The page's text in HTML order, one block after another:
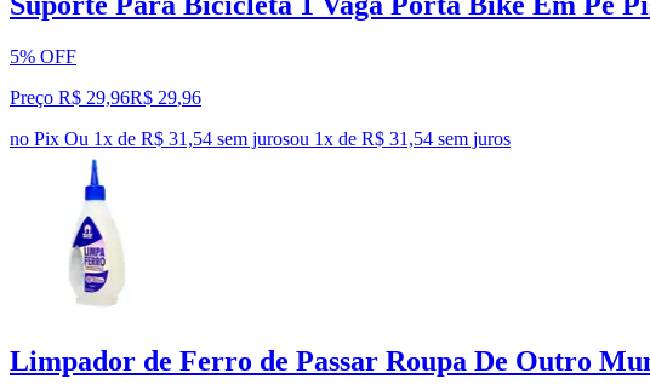
5% OFF
Preço R$ 29,96R$ 29,96
no Pix Ou 1x de R$ 31,54 sem jurosou 1x de R$ 31,54 sem juros
Limpador de Ferro de Passar Roupa De Outro